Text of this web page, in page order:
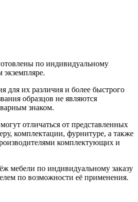
по индивидуальному
экземпляре.
для их различия и более быстрого
образцов не являются
знаком.
отличаться от представленных
комплектации, фурнитуре, а также
комплектующих и
мебели по индивидуальному заказу
по возможности её применения.